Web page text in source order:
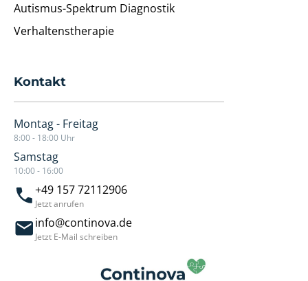
Autismus-Spektrum Diagnostik
Verhaltenstherapie
Kontakt
Montag - Freitag
8:00 - 18:00 Uhr
Samstag
10:00 - 16:00
+49 157 72112906
Jetzt anrufen
info@continova.de
Jetzt E-Mail schreiben